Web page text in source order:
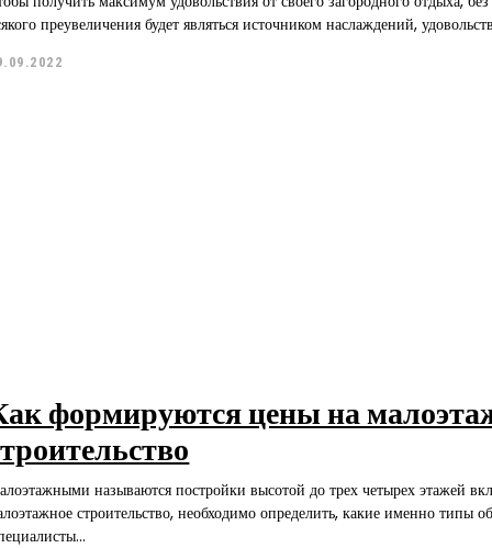
формируются цены на
называются постройки высотой до трех четырех этажей
строительство, необходимо определить, какие именно типы